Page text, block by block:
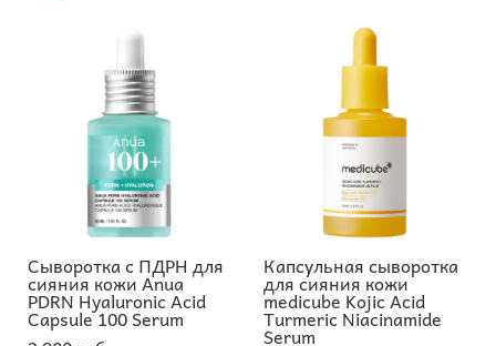
Сыворотка с ПДРН для
сияния кожи Anua
PDRN Hyaluronic Acid
Capsule 100 Serum
Капсульная сыворотка
для сияния кожи
medicube Kojic Acid
Turmeric Niacinamide
Serum